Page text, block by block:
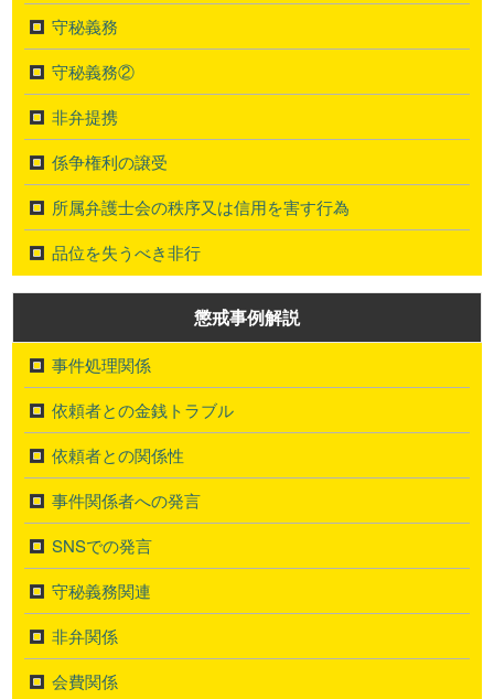
守秘義務
守秘義務②
非弁提携
係争権利の譲受
所属弁護士会の秩序又は信用を害す行為
品位を失うべき非行
懲戒事例解説
事件処理関係
依頼者との金銭トラブル
依頼者との関係性
事件関係者への発言
SNSでの発言
守秘義務関連
非弁関係
会費関係